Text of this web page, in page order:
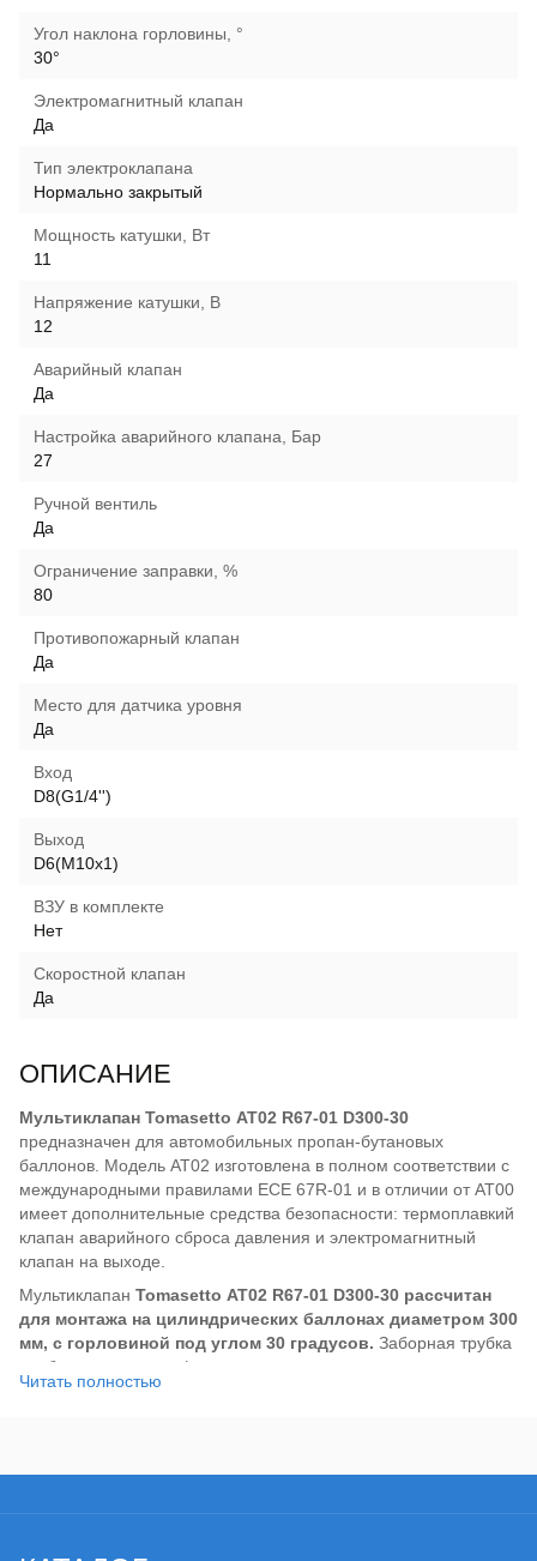
Угол наклона горловины, °
30°
Электромагнитный клапан
Да
Тип электроклапана
Нормально закрытый
Мощность катушки, Вт
11
Напряжение катушки, В
12
Аварийный клапан
Да
Настройка аварийного клапана, Бар
27
Ручной вентиль
Да
Ограничение заправки, %
80
Противопожарный клапан
Да
Место для датчика уровня
Да
Вход
D8(G1/4'')
Выход
D6(M10x1)
ВЗУ в комплекте
Нет
Скоростной клапан
Да
ОПИСАНИЕ
Мультиклапан Tomasetto АТ02 R67-01 D300-30
предназначен для автомобильных пропан-бутановых
баллонов. Модель АТ02 изготовлена в полном соответствии с
международными правилами ECE 67R-01 и в отличии от АТ00
имеет дополнительные средства безопасности: термоплавкий
клапан аварийного сброса давления и электромагнитный
клапан на выходе.
Мультиклапан Tomasetto АТ02 R67-01 D300-30 рассчитан
для монтажа на цилиндрических баллонах диаметром 300
мм, с горловиной под углом 30 градусов. Заборная трубка
снабжена сетчатым фильтром, что исключает попадание
крупных загрязнений в газовую магистраль.
диаметром 6 мм (8 мм для высокопроизводительных систем,
Читать полностью